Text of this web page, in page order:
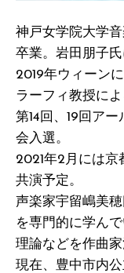
神戸女学院大学
卒業。岩田朋子氏
2019年ウィーン
ラーフィ教授に
第14回、19回ア
会入選。
2021年2月には京
共演予定。
声楽家宇留嶋美
を専門的に学ん
理論などを作曲家
現在、豊中市内